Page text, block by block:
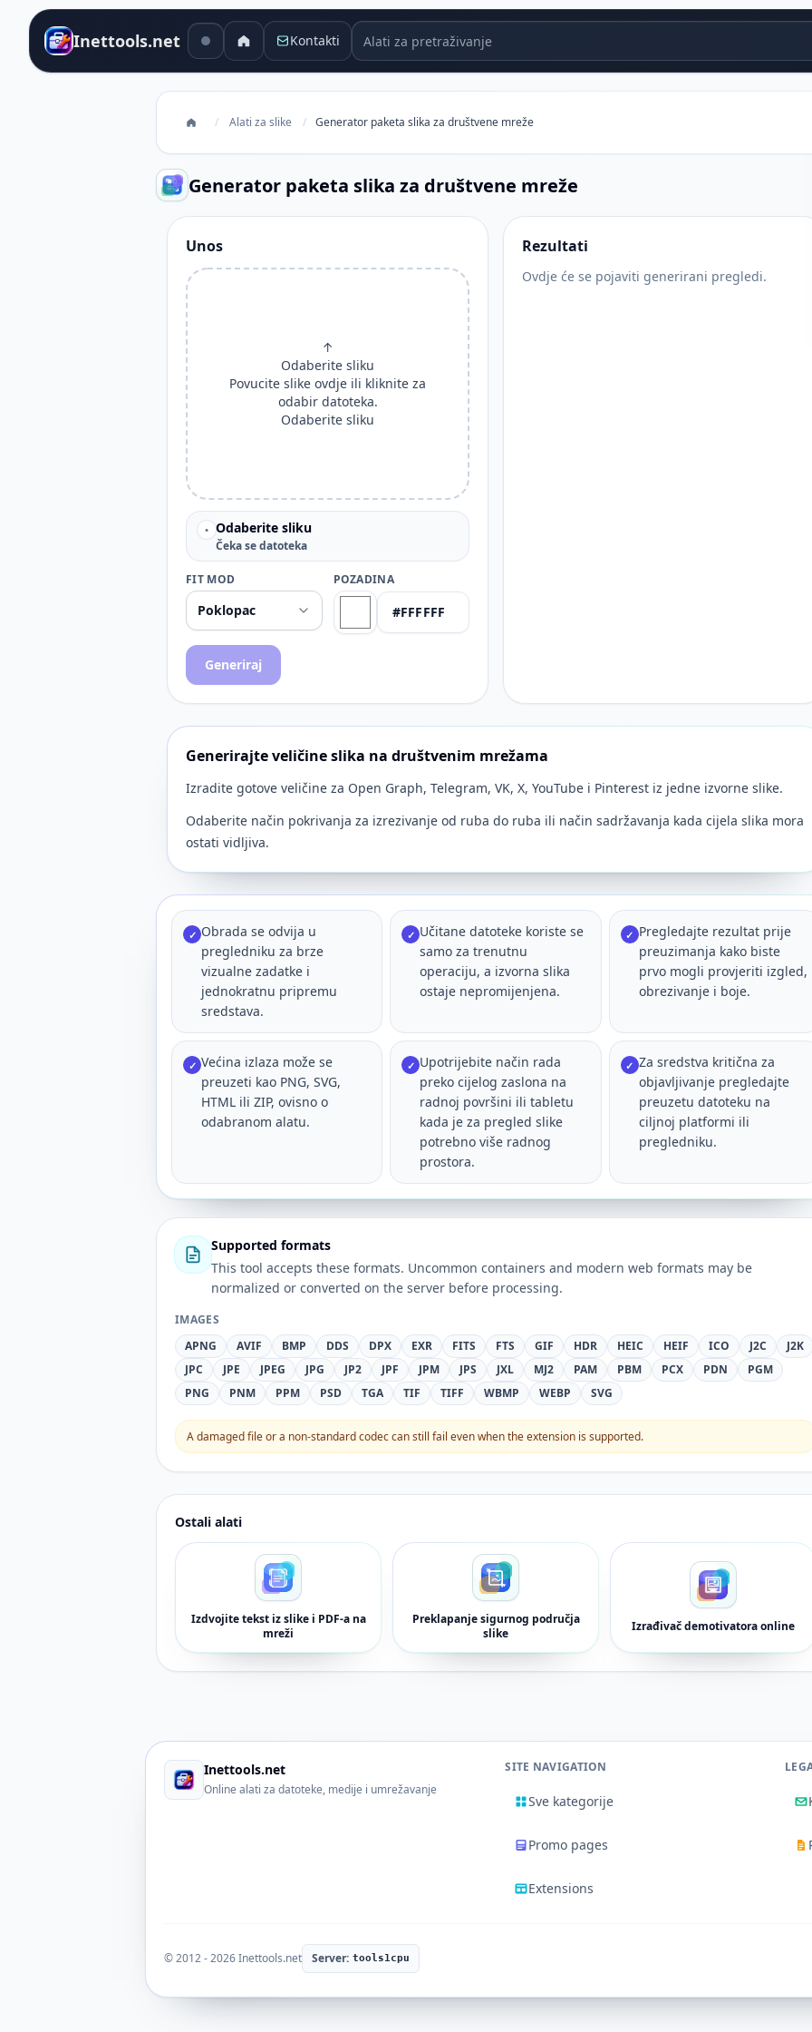
Inettools.net Kontakti Alati za pretraživanje
/ Alati za slike / Generator paketa slika za društvene mreže
Generator paketa slika za društvene mreže
Unos
↑
Odaberite sliku
Povucite slike ovdje ili kliknite za
odabir datoteka.
Odaberite sliku
• Odaberite sliku
Čeka se datoteka
FIT MOD POZADINA
Generiraj
Rezultati
Ovdje će se pojaviti generirani pregledi.
Generirajte veličine slika na društvenim mrežama
Izradite gotove veličine za Open Graph, Telegram, VK, X, YouTube i Pinterest iz jedne izvorne slike.
Odaberite način pokrivanja za izrezivanje od ruba do ruba ili način sadržavanja kada cijela slika mora
ostati vidljiva.
✓ Obrada se odvija u
pregledniku za brze
vizualne zadatke i
jednokratnu pripremu
sredstava.
✓ Učitane datoteke koriste se
samo za trenutnu
operaciju, a izvorna slika
ostaje nepromijenjena.
✓ Pregledajte rezultat prije
preuzimanja kako biste
prvo mogli provjeriti izgled,
obrezivanje i boje.
✓ Većina izlaza može se
preuzeti kao PNG, SVG,
HTML ili ZIP, ovisno o
odabranom alatu.
✓ Upotrijebite način rada
preko cijelog zaslona na
radnoj površini ili tabletu
kada je za pregled slike
potrebno više radnog
prostora.
✓ Za sredstva kritična za
objavljivanje pregledajte
preuzetu datoteku na
ciljnoj platformi ili
pregledniku.
Supported formats
This tool accepts these formats. Uncommon containers and modern web formats may be
normalized or converted on the server before processing.
IMAGES
APNG
AVIF BMP DDS DPX EXR FITS FTS GIF HDR HEIC HEIF ICO J2C
J2K
JPC
JPE JPEG JPG JP2 JPF JPM JPS JXL MJ2 PAM PBM PCX PDN
PGM
PNG
PNM PPM PSD TGA TIF TIFF WBMP WEBP SVG
A damaged file or a non-standard codec can still fail even when the extension is supported.
Ostali alati
Izdvojite tekst iz slike i PDF-a na
mreži
Preklapanje sigurnog područja
slike
Izrađivač demotivatora online
Inettools.net
Online alati za datoteke, medije i umrežavanje
SITE NAVIGATION
Sve kategorije
Promo pages
Extensions
© 2012 - 2026 Inettools.net Server: tools1cpu